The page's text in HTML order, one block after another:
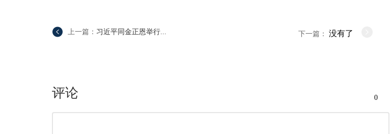
上一篇： 习近平同金正恩举行... 下一篇： 没有了
评论 0